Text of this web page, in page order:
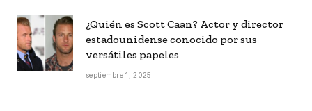
¿Quién es Scott Caan? Actor y director
estadounidense conocido por sus
versátiles papeles
septiembre 1, 2025